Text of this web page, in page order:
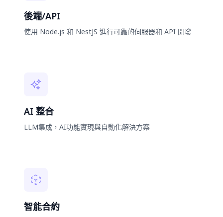
後端/API
使用 Node.js 和 NestJS 進行可靠的伺服器和 API 開發
AI 整合
LLM集成，AI功能實現與自動化解決方案
智能合約